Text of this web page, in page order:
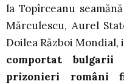
la Topîrceanu
Mărculescu, Aurel
Doilea Război Mondial,
comportat
prizonieri români